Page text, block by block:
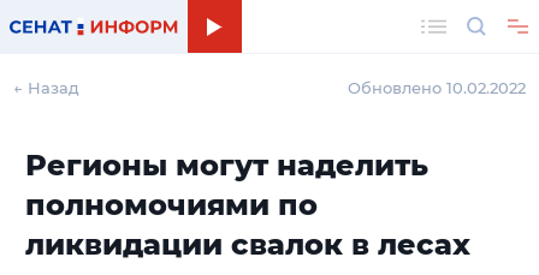
← Назад Обновлено 10.02.2022
Регионы могут наделить
полномочиями по
ликвидации свалок в лесах